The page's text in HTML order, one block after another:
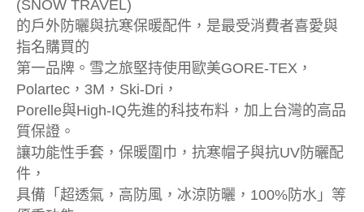
(SNOW TRAVEL)
的戶外防曬與抗寒保暖配件，是最受消費者喜愛與
指名購買的
第一品牌。雪之旅堅持使用歐美GORE-TEX，
Polartec，3M，Ski-Dri，
Porelle與High-IQ先進的科技布料，加上台灣的高品
質保證。
讓功能性手套，保暖圍巾，抗寒帽子與抗UV防曬配
件，
具備「超透氣，高防風，冰涼防曬，100%防水」等